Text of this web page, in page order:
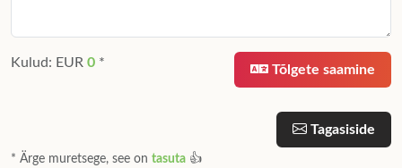
See on vaid prooviversioon. Klõpsake tagasiside nupule ja andke
Kulud: EUR 0 * Tõlgete saamine
Tagasiside
* Ärge muretsege, see on tasuta 👍